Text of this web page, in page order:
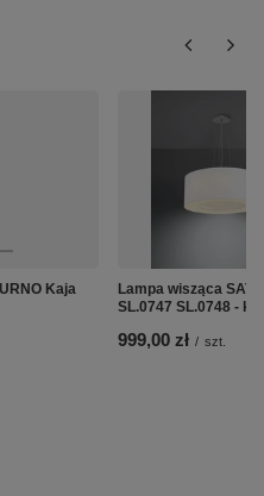
Kaja
Lampa wisząca
SL.0747 SL.0748 -
999,00 zł / szt.